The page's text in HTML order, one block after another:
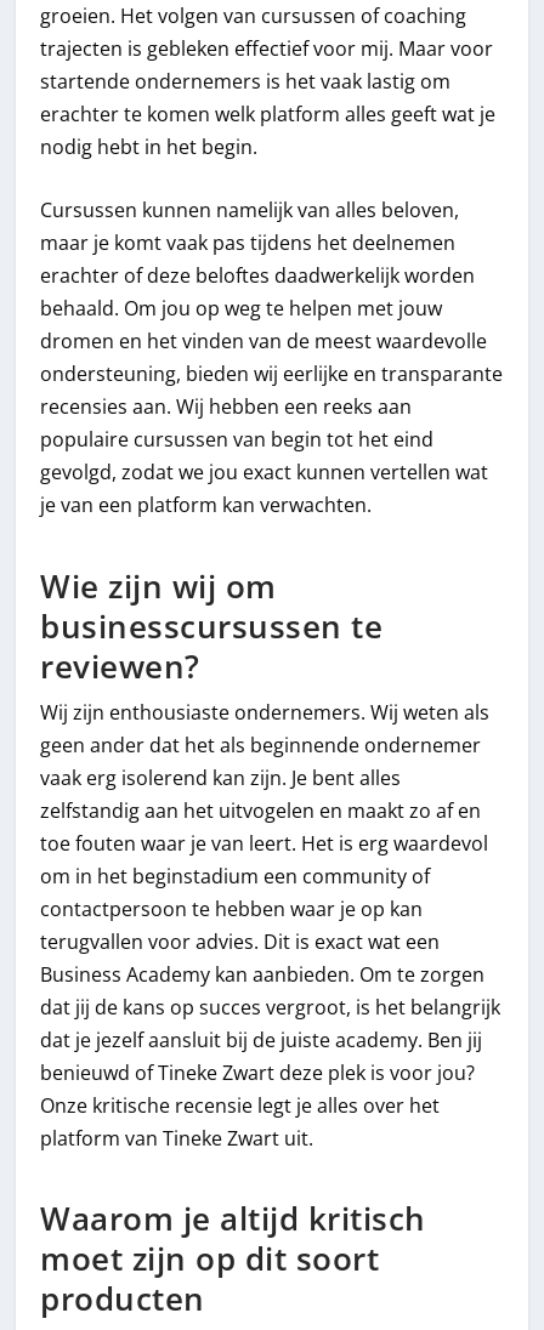
groeien. Het volgen van cursussen of coaching
trajecten is gebleken effectief voor mij. Maar voor
startende ondernemers is het vaak lastig om
erachter te komen welk platform alles geeft wat je
nodig hebt in het begin.
Cursussen kunnen namelijk van alles beloven,
maar je komt vaak pas tijdens het deelnemen
erachter of deze beloftes daadwerkelijk worden
behaald. Om jou op weg te helpen met jouw
dromen en het vinden van de meest waardevolle
ondersteuning, bieden wij eerlijke en transparante
recensies aan. Wij hebben een reeks aan
populaire cursussen van begin tot het eind
gevolgd, zodat we jou exact kunnen vertellen wat
je van een platform kan verwachten.
Wie zijn wij om
businesscursussen te
reviewen?
Wij zijn enthousiaste ondernemers. Wij weten als
geen ander dat het als beginnende ondernemer
vaak erg isolerend kan zijn. Je bent alles
zelfstandig aan het uitvogelen en maakt zo af en
toe fouten waar je van leert. Het is erg waardevol
om in het beginstadium een community of
contactpersoon te hebben waar je op kan
terugvallen voor advies. Dit is exact wat een
Business Academy kan aanbieden. Om te zorgen
dat jij de kans op succes vergroot, is het belangrijk
dat je jezelf aansluit bij de juiste academy. Ben jij
benieuwd of Tineke Zwart deze plek is voor jou?
Onze kritische recensie legt je alles over het
platform van Tineke Zwart uit.
Waarom je altijd kritisch
moet zijn op dit soort
producten